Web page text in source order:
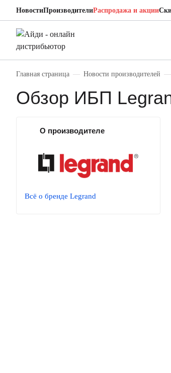
НовостиПроизводителиРаспродажа и акции
Главная страница Новости производителей
Обзор ИБП
О производителе
Всё о бренде Legrand